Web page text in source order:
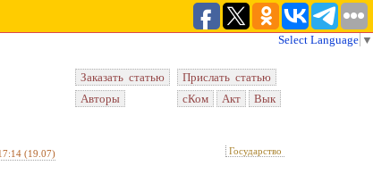
Select Language ▼
Заказать статью
Прислать статью
Авторы
сКом Акт
Вык
(19.07) Государство